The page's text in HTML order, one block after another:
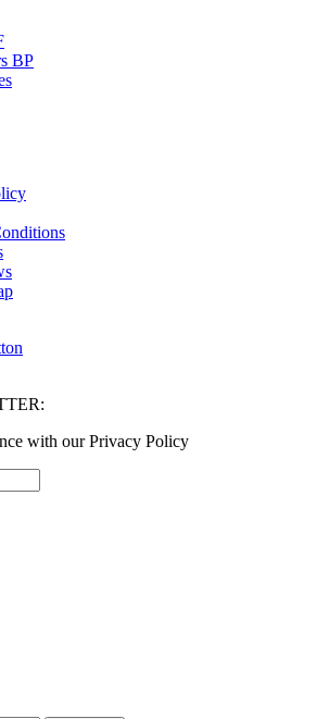
BP
with our Privacy Policy